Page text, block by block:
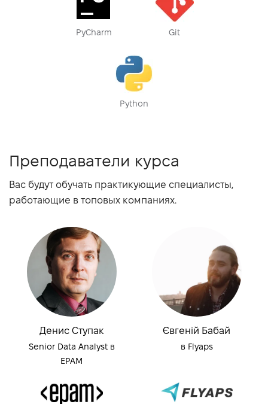
PyCharm Git
Python
Преподаватели курса
Вас будут обучать практикующие специалисты,
работающие в топовых компаниях.
Денис Ступак
Senior Data Analyst в
EPAM
Євгеній Бабай
в Flyaps